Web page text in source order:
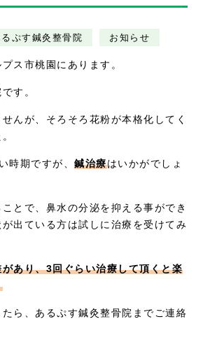
ぷす鍼灸整骨院 お知らせ
ス市桃園にあります。
す。
んが、そろそろ花粉が本格化してく
時期ですが、鍼治療はいかがでしょ
とで、鼻水の分泌を抑える事ができ
出ている方は試しに治療を受けてみ
あり、3回ぐらい治療して頂くと楽
ら、あるぷす鍼灸整骨院までご連絡